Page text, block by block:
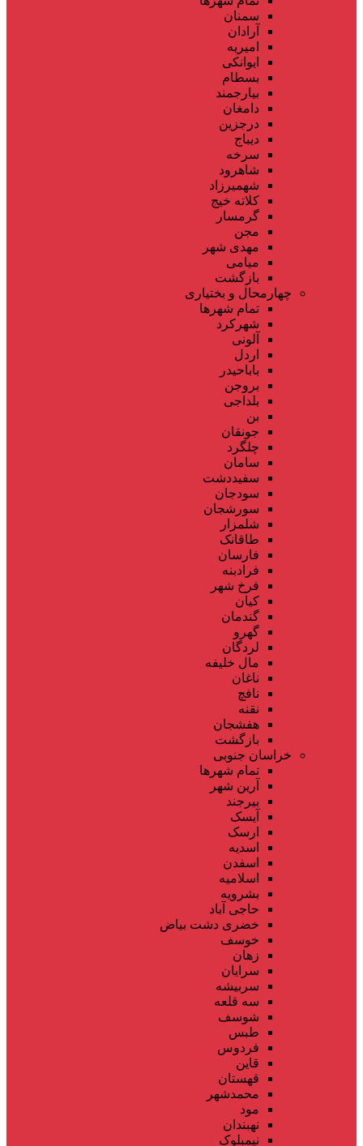
سمنان
آرادان
امیریه
ایوانکی
بسطام
بیارجمند
دامغان
درجزین
دیباج
سرخه
شاهرود
شهمیرزاد
کلاته خیج
گرمسار
مجن
مهدی شهر
میامی
بازگشت
چهارمحال و بختیاری
تمام شهر‌ها
شهرکرد
آلونی
اردل
باباحیدر
بروجن
بلداجی
بن
جونقان
چلگرد
سامان
سفیددشت
سودجان
سورشجان
شلمزار
طاقانک
فارسان
فرادبنه
فرخ شهر
کیان
گندمان
گهرو
لردگان
مال خلیفه
ناغان
نافچ
نقنه
هفشجان
بازگشت
خراسان جنوبی
تمام شهر‌ها
آرین شهر
بیرجند
آیسک
ارسک
اسدیه
اسفدن
اسلامیه
بشرویه
حاجی آباد
خضری دشت بیاض
خوسف
زهان
سرایان
سربیشه
سه قلعه
شوسف
طبس
فردوس
قاین
قهستان
محمدشهر
مود
نهبندان
نیمبلوک